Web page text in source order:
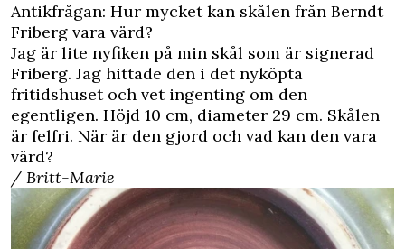
Antikfrågan: Hur mycket kan skålen från Berndt
Friberg vara värd?
Jag är lite nyfiken på min skål som är signerad
Friberg. Jag hittade den i det nyköpta
fritidshuset och vet ingenting om den
egentligen. Höjd 10 cm, diameter 29 cm. Skålen
är felfri. När är den gjord och vad kan den vara
värd?
/ Britt-Marie